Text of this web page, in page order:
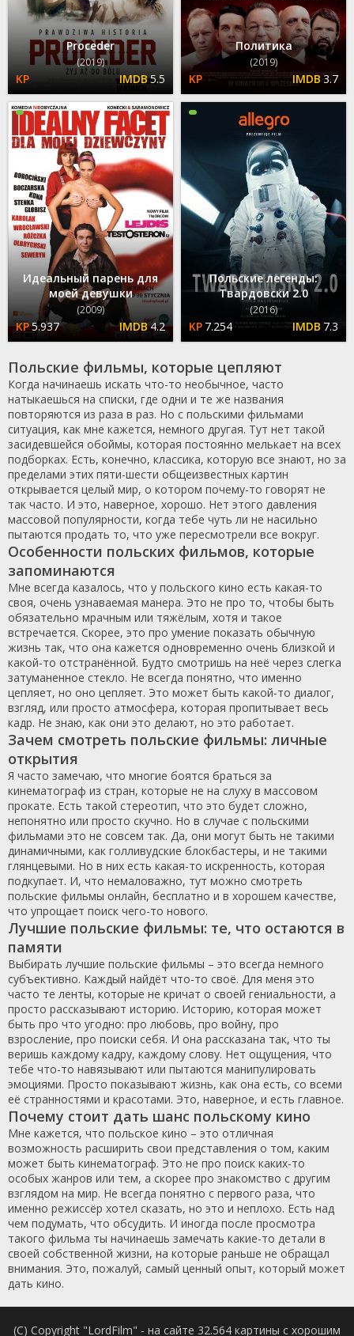
Proceder
(2019)
5.5
Политика
(2019)
3.7
Идеальный парень для
моей девушки
(2009)
5.937 4.2
Польские легенды:
Твардовски 2.0
(2016)
7.254 7.3
Польские фильмы, которые цепляют
Когда начинаешь искать что-то необычное, часто
натыкаешься на списки, где одни и те же названия
повторяются из раза в раз. Но с польскими фильмами
ситуация, как мне кажется, немного другая. Тут нет такой
засидевшейся обоймы, которая постоянно мелькает на всех
подборках. Есть, конечно, классика, которую все знают, но за
пределами этих пяти-шести общеизвестных картин
открывается целый мир, о котором почему-то говорят не
так часто. И это, наверное, хорошо. Нет этого давления
массовой популярности, когда тебе чуть ли не насильно
пытаются продать то, что уже пересмотрели все вокруг.
Особенности польских фильмов, которые
запоминаются
Мне всегда казалось, что у польского кино есть какая-то
своя, очень узнаваемая манера. Это не про то, чтобы быть
обязательно мрачным или тяжёлым, хотя и такое
встречается. Скорее, это про умение показать обычную
жизнь так, что она кажется одновременно очень близкой и
какой-то отстранённой. Будто смотришь на неё через слегка
затуманенное стекло. Не всегда понятно, что именно
цепляет, но оно цепляет. Это может быть какой-то диалог,
взгляд, или просто атмосфера, которая пропитывает весь
кадр. Не знаю, как они это делают, но это работает.
Зачем смотреть польские фильмы: личные
открытия
Я часто замечаю, что многие боятся браться за
кинематограф из стран, которые не на слуху в массовом
прокате. Есть такой стереотип, что это будет сложно,
непонятно или просто скучно. Но в случае с польскими
фильмами это не совсем так. Да, они могут быть не такими
динамичными, как голливудские блокбастеры, и не такими
глянцевыми. Но в них есть какая-то искренность, которая
подкупает. И, что немаловажно, тут можно смотреть
польские фильмы онлайн, бесплатно и в хорошем качестве,
что упрощает поиск чего-то нового.
Лучшие польские фильмы: те, что остаются в
памяти
Выбирать лучшие польские фильмы – это всегда немного
субъективно. Каждый найдёт что-то своё. Для меня это
часто те ленты, которые не кричат о своей гениальности, а
просто рассказывают историю. Историю, которая может
быть про что угодно: про любовь, про войну, про
взросление, про поиски себя. И она рассказана так, что ты
веришь каждому кадру, каждому слову. Нет ощущения, что
тебе что-то навязывают или пытаются манипулировать
эмоциями. Просто показывают жизнь, как она есть, со всеми
её странностями и красотами. Это, наверное, и есть главное.
Почему стоит дать шанс польскому кино
Мне кажется, что польское кино – это отличная
возможность расширить свои представления о том, каким
может быть кинематограф. Это не про поиск каких-то
особых жанров или тем, а скорее про знакомство с другим
взглядом на мир. Не всегда понятно с первого раза, что
именно режиссёр хотел сказать, но это и неплохо. Есть над
чем подумать, что обсудить. И иногда после просмотра
такого фильма ты начинаешь замечать какие-то детали в
своей собственной жизни, на которые раньше не обращал
внимания. Это, пожалуй, самый ценный опыт, который может
дать кино.
(C) Copyright "LordFilm" - на сайте 32.564 картины с хорошим